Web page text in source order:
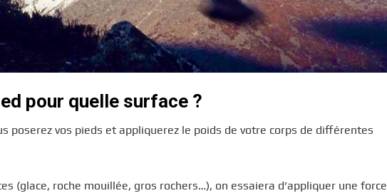
pour quelle surface ?
poserez vos pieds et appliquerez le poids de votre corps de différentes
(glace, roche mouillée, gros rochers…), on essaiera d’appliquer une force